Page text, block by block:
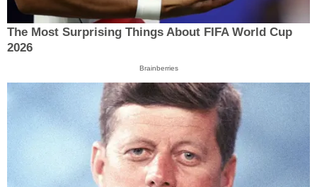
The Most Surprising Things About FIFA World Cup
2026
Brainberries